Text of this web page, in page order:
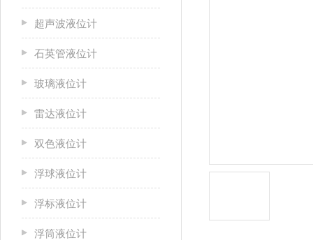
超声波液位计
石英管液位计
玻璃液位计
雷达液位计
双色液位计
浮球液位计
浮标液位计
浮筒液位计